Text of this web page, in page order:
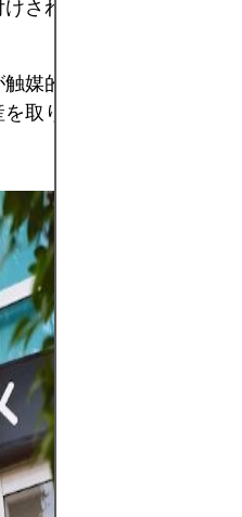
され、取引所や金融機
媒的に融合しているた
取り巻く環境において